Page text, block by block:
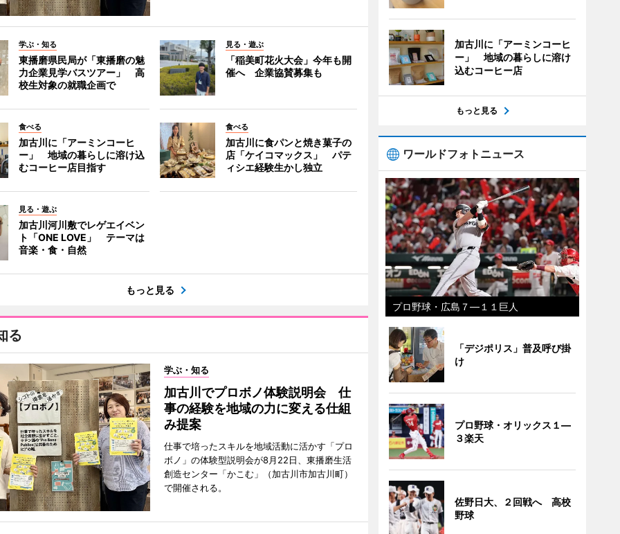
学ぶ・知る
東播磨県民局が「東播磨の魅
力企業見学バスツアー」 高
校生対象の就職企画で
見る・遊ぶ
「稲美町花火大会」今年も開
催へ 企業協賛募集も
食べる
加古川に「アーミンコーヒ
ー」 地域の暮らしに溶け込
むコーヒー店目指す
食べる
加古川に食パンと焼き菓子の
店「ケイコマックス」 パテ
ィシエ経験生かし独立
見る・遊ぶ
加古川河川敷でレゲエイベン
ト「ONE LOVE」 テーマは
音楽・食・自然
もっと見る
る
学ぶ・知る
加古川でプロボノ体験説明会 仕
事の経験を地域の力に変える仕組
み提案
仕事で培ったスキルを地域活動に活かす「プロ
ボノ」の体験型説明会が8月22日、東播磨生活
創造センター「かこむ」（加古川市加古川町）
で開催される。
加古川に「アーミンコーヒ
ー」 地域の暮らしに溶け
込むコーヒー店
もっと見る
ワールドフォトニュース
プロ野球・広島７―１１巨人
「デジポリス」普及呼び掛
け
プロ野球・オリックス１―
３楽天
佐野日大、２回戦へ 高校
野球